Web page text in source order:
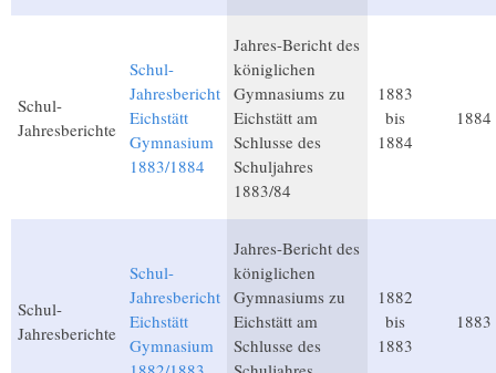
Schul-
Jahresberichte
Schul-
Jahresbericht
Eichstätt
Gymnasium
1883/1884
Jahres-Bericht des
königlichen
Gymnasiums zu
Eichstätt am
Schlusse des
Schuljahres
1883/84
1883
bis
1884
1884
Schul-
Jahresberichte
Schul-
Jahresbericht
Eichstätt
Gymnasium
Jahres-Bericht des
königlichen
Gymnasiums zu
Eichstätt am
Schlusse des
1882
bis
1883
1883